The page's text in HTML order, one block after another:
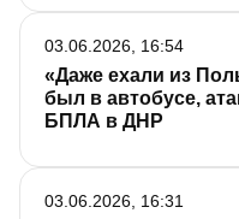
«Даже ехали из
был в автобусе,
БПЛА в ДНР
03.06.2026, 16:54
03.06.2026, 16:31